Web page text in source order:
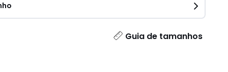
Guia de tamanhos